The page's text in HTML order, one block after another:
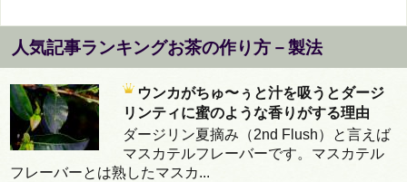
人気記事ランキングお茶の作り方－製法
ウンカがちゅ〜ぅと汁を吸うとダージ
リンティに蜜のような香りがする理由
ダージリン夏摘み（2nd Flush）と言えば
マスカテルフレーバーです。マスカテル
フレーバーとは熟したマスカ...